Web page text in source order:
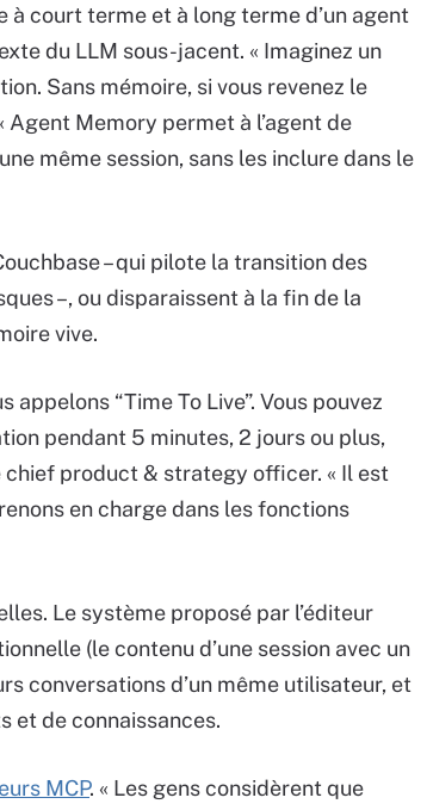
court terme et à long terme d’un agent
du LLM sous-jacent. « Imaginez un
Sans mémoire, si vous revenez le
Memory permet à l’agent de
même session, sans les inclure dans le
– qui pilote la transition des
–, ou disparaissent à la fin de la
vive.
“Time To Live”. Vous pouvez
pendant 5 minutes, 2 jours ou plus,
product & strategy officer. « Il est
en charge dans les fonctions
Le système proposé par l’éditeur
(le contenu d’une session avec un
conversations d’un même utilisateur, et
et de connaissances.
MCP. « Les gens considèrent que